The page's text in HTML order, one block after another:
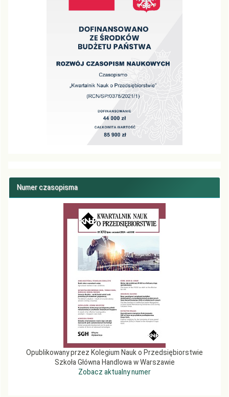
Numer czasopisma
Opublikowany przez Kolegium Nauk o Przedsiębiorstwie
Szkoła Główna Handlowa w Warszawie
Zobacz aktualny numer